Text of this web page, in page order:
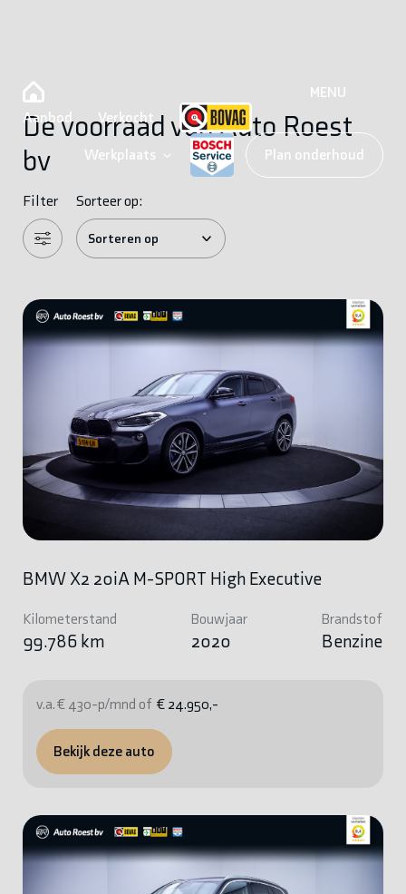
Aanbod Verkocht
Werkplaats Plan onderhoud
MENU
De voorraad van Auto Roest
bv
Filter Sorteer op:
BMW X2 20iA M-SPORT High Executive
Kilometerstand
99.786 km
Bouwjaar
2020
Brandstof
Benzine
v.a. € 430-p/mnd of € 24.950,-
Bekijk deze auto